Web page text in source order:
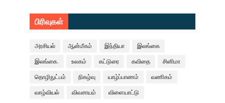
பிரிவுகள்
அரசியல் ஆன்மீகம் இந்தியா இலங்கை
இலங்கை. உலகம் கட்டுரை கவிதை சினிமா
தொழிநுட்பம் நிகழ்வு யாழ்ப்பாணம் வணிகம்
வாழ்வியல் விவசாயம் விளையாட்டு